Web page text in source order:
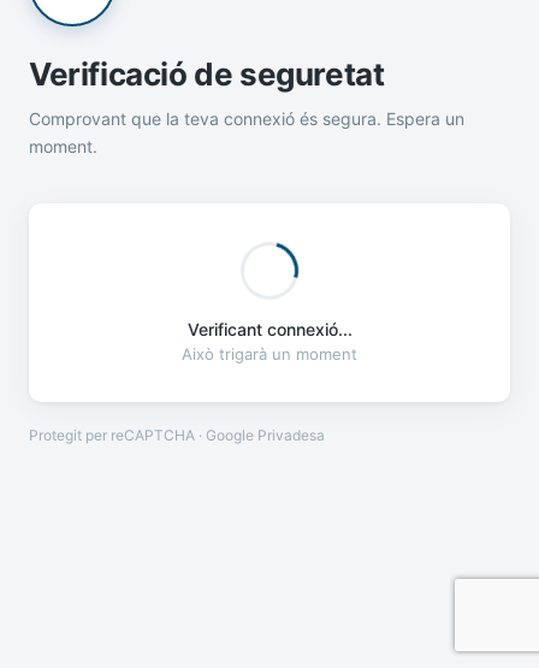
Verificació de seguretat
Comprovant que la teva connexió és segura. Espera un
moment.
Verificant connexió...
Això trigarà un moment
Protegit per reCAPTCHA · Google Privadesa